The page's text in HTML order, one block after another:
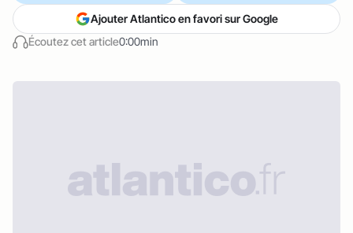
Écoutez cet article0:00min
Ajouter Atlantico en favori sur Google